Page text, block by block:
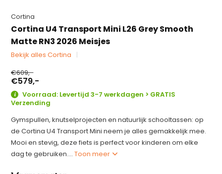
Cortina
Cortina U4 Transport Mini L26 Grey Smooth
Matte RN3 2026 Meisjes
Bekijk alles Cortina
€609,-
€579,-
Voorraad: Levertijd 3-7 werkdagen > GRATIS
Verzending
Gymspullen, knutselprojecten en natuurlijk schooltassen: op
de Cortina U4 Transport Mini neem je alles gemakkelijk mee.
Mooi en stevig, deze fiets is perfect voor kinderen om elke
dag te gebruiken....Toon meer